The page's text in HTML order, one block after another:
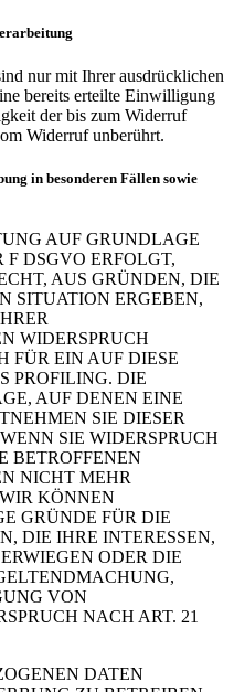
nur mit Ihrer ausdrücklichen
bereits erteilte Einwilligung
der bis zum Widerruf
Widerruf unberührt.
in besonderen Fällen sowie
AUF GRUNDLAGE
F DSGVO ERFOLGT,
AUS GRÜNDEN, DIE
SITUATION ERGEBEN,
WIDERSPRUCH
FÜR EIN AUF DIESE
PROFILING. DIE
AUF DENEN EINE
SIE DIESER
SIE WIDERSPRUCH
BETROFFENEN
NICHT MEHR
KÖNNEN
GRÜNDE FÜR DIE
DIE IHRE INTERESSEN,
ODER DIE
VON
NACH ART. 21
DATEN